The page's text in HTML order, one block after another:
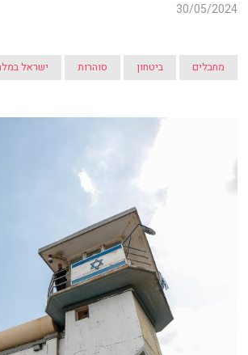
30/05/2024
מחבלים ביטחון סוהרות ישראל